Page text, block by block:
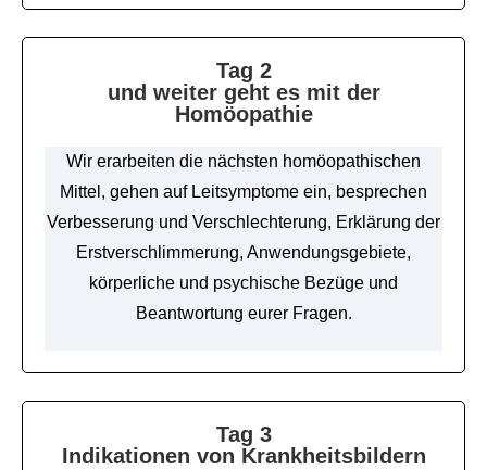
Tag 2
und weiter geht es mit der
Homöopathie
Wir erarbeiten die nächsten homöopathischen
Mittel, gehen auf Leitsymptome ein, besprechen
Verbesserung und Verschlechterung, Erklärung der
Erstverschlimmerung, Anwendungsgebiete,
körperliche und psychische Bezüge und
Beantwortung eurer Fragen.
Tag 3
Indikationen von Krankheitsbildern